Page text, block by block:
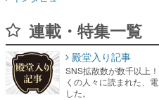
連載・特集一覧
殿堂入り記事
SNS拡散数が数千以上
くの人々に読まれた、
した。